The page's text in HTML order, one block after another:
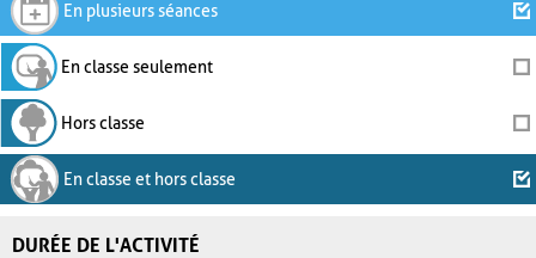
En plusieurs séances
En classe seulement
Hors classe
En classe et hors classe
DURÉE DE L'ACTIVITÉ